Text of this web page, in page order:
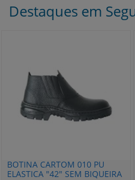
Destaques em
BOTINA CARTOM 010 PU
ELASTICA "42" SEM BIQUEIRA